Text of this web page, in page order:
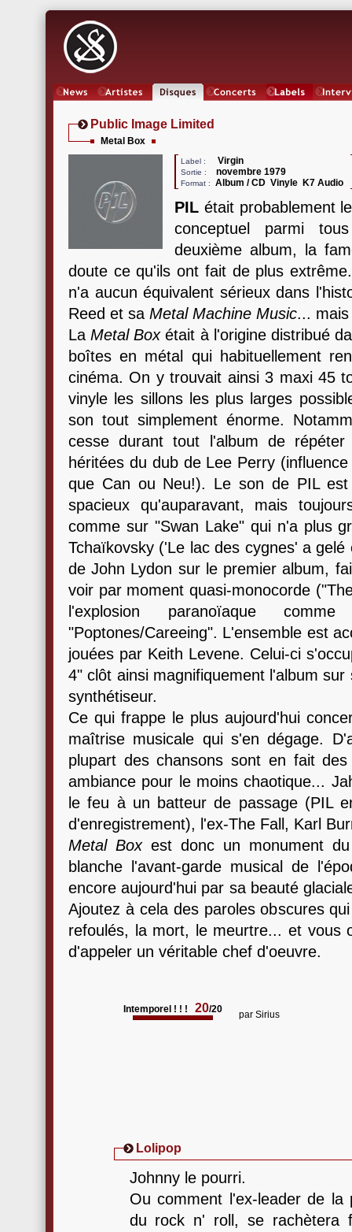
Public Image Limited
Metal Box
Label : Virgin
Sortie : novembre 1979
Format : Album / CD Vinyle K7 Audio
PIL était probablement
conceptuel parmi
deuxième album, la
doute ce qu'ils ont fait de plus
n'a aucun équivalent sérieux dans
Reed et sa Metal Machine Music...
LaMetal Boxétait à l'origine distribué
boîtes en métal qui habituellement
cinéma. On y trouvait ainsi 3 maxi 45
vinyle les sillons les plus larges
son tout simplement énorme.
cesse durant tout l'album de
héritées du dub de Lee Perry
que Can ou Neu!). Le son de PIL
spacieux qu'auparavant, mais
comme sur "Swan Lake" qui n'a plus
Tchaïkovsky ('Le lac des cygnes' a
de John Lydon sur le premier album,
voir par moment quasi-monocorde
l'explosion paranoïaque
"Poptones/Careeing". L'ensemble est
jouées par Keith Levene. Celui-ci
4" clôt ainsi magnifiquement l'album
synthétiseur.
Ce qui frappe le plus aujourd'hui
maîtrise musicale qui s'en dégage.
plupart des chansons sont en fait
ambiance pour le moins chaotique...
le feu à un batteur de passage (PIL
d'enregistrement), l'ex-The Fall, Karl
Metal Boxest donc un monument
blanche l'avant-garde musical de
encore aujourd'hui par sa beauté
Ajoutez à cela des paroles obscures
refoulés, la mort, le meurtre... et vous
d'appeler un véritable chef d'oeuvre.
Intemporel ! ! ! 20/20 par Sirius
Lolipop
Johnny le pourri.
Ou comment l'ex-leader de la
du rock n' roll, se rachètera